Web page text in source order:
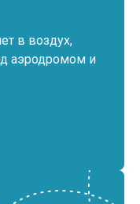
в воздух,
аэродромом и